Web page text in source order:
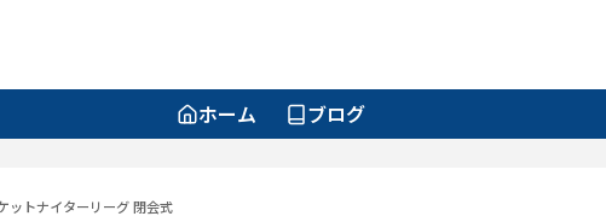
ホーム ブログ
ットナイターリーグ 閉会式